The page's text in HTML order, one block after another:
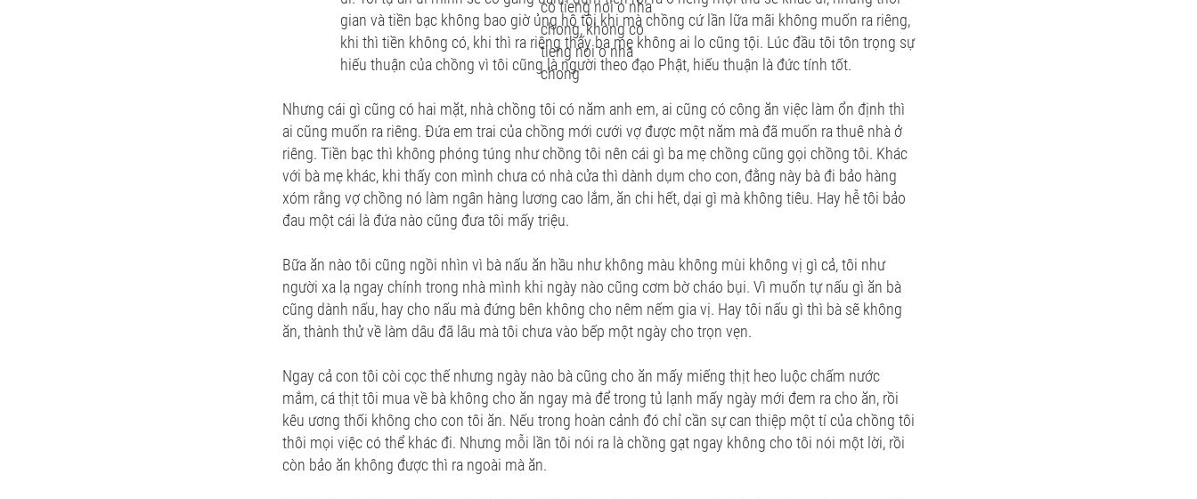
gian và tiền bạc không bao giờ ủng hộ tôi khi mà chồng cứ lần lữa mãi không muốn ra riêng,
khi thì tiền không có, khi thì ra riêng thấy ba mẹ không ai lo cũng tội. Lúc đầu tôi tôn trọng sự
hiếu thuận của chồng vì tôi cũng là người theo đạo Phật, hiếu thuận là đức tính tốt.
Nhưng cái gì cũng có hai mặt, nhà chồng tôi có năm anh em, ai cũng có công ăn việc làm ổn định thì
ai cũng muốn ra riêng. Đứa em trai của chồng mới cưới vợ được một năm mà đã muốn ra thuê nhà ở
riêng. Tiền bạc thì không phóng túng như chồng tôi nên cái gì ba mẹ chồng cũng gọi chồng tôi. Khác
với bà mẹ khác, khi thấy con mình chưa có nhà cửa thì dành dụm cho con, đằng này bà đi bảo hàng
xóm rằng vợ chồng nó làm ngân hàng lương cao lắm, ăn chi hết, dại gì mà không tiêu. Hay hễ tôi bảo
đau một cái là đứa nào cũng đưa tôi mấy triệu.
Bữa ăn nào tôi cũng ngồi nhìn vì bà nấu ăn hầu như không màu không mùi không vị gì cả, tôi như
người xa lạ ngay chính trong nhà mình khi ngày nào cũng cơm bờ cháo bụi. Vì muốn tự nấu gì ăn bà
cũng dành nấu, hay cho nấu mà đứng bên không cho nêm nếm gia vị. Hay tôi nấu gì thì bà sẽ không
ăn, thành thử về làm dâu đã lâu mà tôi chưa vào bếp một ngày cho trọn vẹn.
Ngay cả con tôi còi cọc thế nhưng ngày nào bà cũng cho ăn mấy miếng thịt heo luộc chấm nước
mắm, cá thịt tôi mua về bà không cho ăn ngay mà để trong tủ lạnh mấy ngày mới đem ra cho ăn, rồi
kêu ương thối không cho con tôi ăn. Nếu trong hoàn cảnh đó chỉ cần sự can thiệp một tí của chồng tôi
thôi mọi việc có thể khác đi. Nhưng mỗi lần tôi nói ra là chồng gạt ngay không cho tôi nói một lời, rồi
còn bảo ăn không được thì ra ngoài mà ăn.